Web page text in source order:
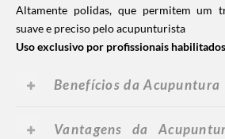
Altamente polidas, que permitem um
suave e preciso pelo acupunturista
Uso exclusivo por profissionais
Benefícios da Acupuntura
Vantagens da